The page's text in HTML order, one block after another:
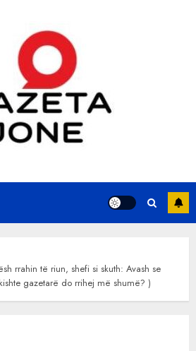
rrahin të riun, shefi si skuth: Avash se
gazetarë do rrihej më shumë? )